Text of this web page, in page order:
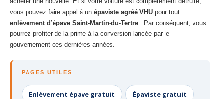
vous pouvez faire appel à un épaviste agréé VHU pour tout
enlèvement d’épave Saint-Martin-du-Tertre . Par conséquent, vous
pourrez profiter de la prime à la conversion lancée par le
gouvernement ces dernières années.
PAGES UTILES
Enlèvement épave gratuit Épaviste gratuit